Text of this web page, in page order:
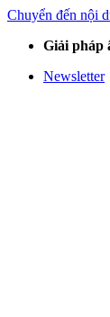
Chuyển đến nội
Giải pháp
Newsletter